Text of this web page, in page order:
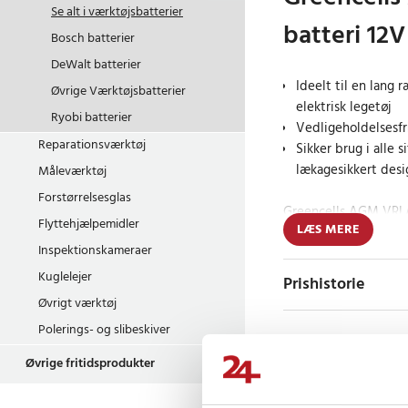
Se alt iværktøjsbatterier
Bosch batterier
DeWalt batterier
Øvrige Værktøjsbatterier
Ryobi batterier
Reparationsværktøj
Måleværktøj
Forstørrelsesglas
Flyttehjælpemidler
Inspektionskameraer
Kuglelejer
Øvrigt værktøj
Polerings- og slibeskiver
Øvrige fritidsprodukter
batteri
Ideelt til en lang
elektrisk legetøj
Sikker brug i alle
lækagesikkert
Greencells AGM
pålidelig
herunder UPS-
alarmsystemer,
enheder. Med sin
designet til at
cyklusdrift, mens
LÆS MERE
Prishistorie